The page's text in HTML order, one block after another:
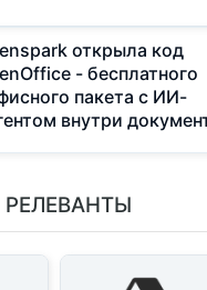
открыла код
- бесплатного
пакета с ИИ-
внутри